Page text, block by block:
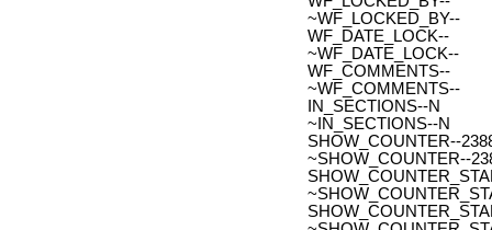
~WF_LOCKED_BY--
WF_DATE_LOCK--
~WF_DATE_LOCK--
WF_COMMENTS--
~WF_COMMENTS--
IN_SECTIONS--N
~IN_SECTIONS--N
SHOW_COUNTER--
~SHOW_COUNTER--